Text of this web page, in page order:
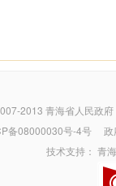
2013 青海省人民政
备08000030号-4号政
技术支持： 青